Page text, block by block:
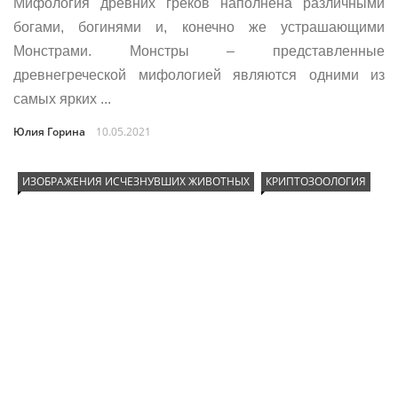
Мифология древних греков наполнена различными
богами, богинями и, конечно же устрашающими
Монстрами. Монстры – представленные
древнегреческой мифологией являются одними из
самых ярких ...
Юлия Горина 10.05.2021
ИЗОБРАЖЕНИЯ ИСЧЕЗНУВШИХ ЖИВОТНЫХ КРИПТОЗООЛОГИЯ